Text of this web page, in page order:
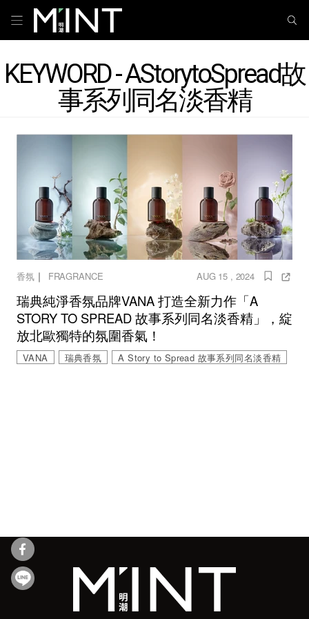
KEYWORD - AStorytoSpread故
事系列同名淡香精
香氛｜ FRAGRANCE AUG 15 , 2024
瑞典純淨香氛品牌VANA 打造全新力作「A
STORY TO SPREAD 故事系列同名淡香精」，綻
放北歐獨特的氛圍香氣！
VANA 瑞典香氛 A Story to Spread 故事系列同名淡香精